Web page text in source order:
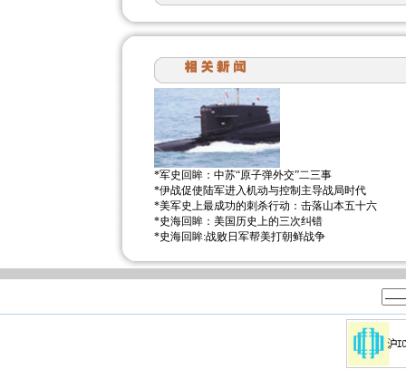
*军史回眸：中苏“原子弹外交”二三事
*伊战促使陆军进入机动与控制主导战局时代
*美军史上最成功的刺杀行动：击落山本五十六
*史海回眸：美国历史上的三次纠错
*史海回眸:战败日军帮美打朝鲜战争